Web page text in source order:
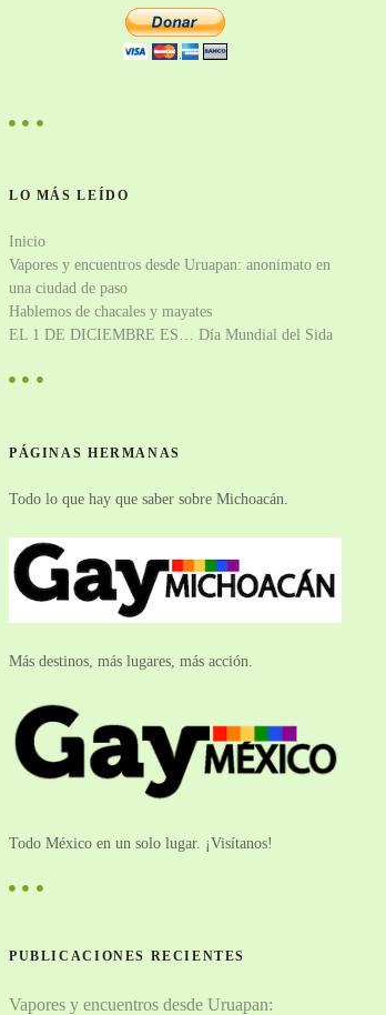
LO MÁS LEÍDO
Inicio
Vapores y encuentros desde Uruapan: anonimato en
una ciudad de paso
Hablemos de chacales y mayates
EL 1 DE DICIEMBRE ES… Día Mundial del Sida
PÁGINAS HERMANAS
Todo lo que hay que saber sobre Michoacán.
Más destinos, más lugares, más acción.
Todo México en un solo lugar. ¡Visítanos!
PUBLICACIONES RECIENTES
Vapores y encuentros desde Uruapan: